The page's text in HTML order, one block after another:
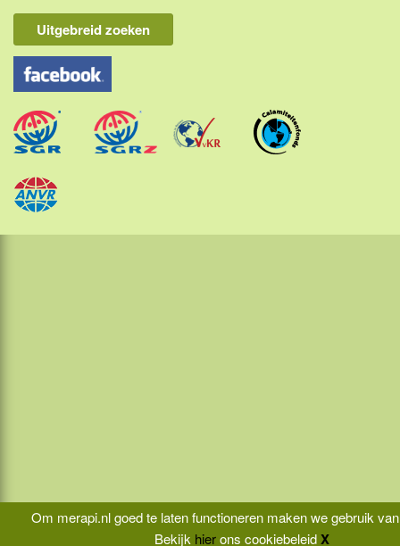
Om merapi.nl goed te laten functioneren maken we gebruik
Bekijk hierons cookiebeleidX
Flores & Komodo
Overige Sunda eilanden
Java
Kalimantan
Molukken
Uitgebreid zoeken